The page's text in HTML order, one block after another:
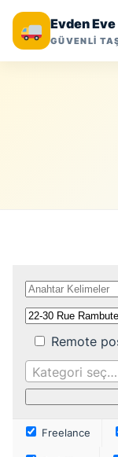
Evden
GÜVENLİ
Remote
Kategori seç…
Freelance